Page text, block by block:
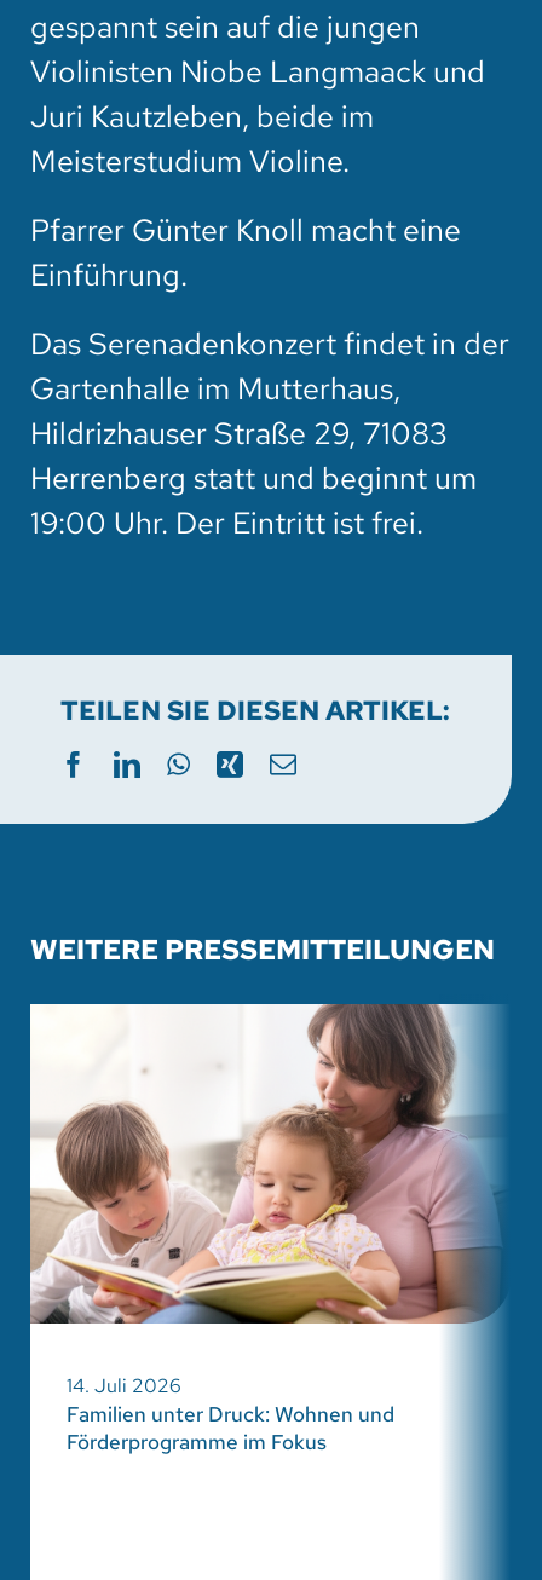
gespannt sein auf die jungen
Violinisten Niobe Langmaack und
Juri Kautzleben, beide im
Meisterstudium Violine.
Pfarrer Günter Knoll macht eine
Einführung.
Das Serenadenkonzert findet in der
Gartenhalle im Mutterhaus,
Hildrizhauser Straße 29, 71083
Herrenberg statt und beginnt um
19:00 Uhr. Der Eintritt ist frei.
TEILEN SIE DIESEN ARTIKEL:
WEITERE PRESSEMITTEILUNGEN
14. Juli 2026
Familien unter Druck: Wohnen und
Förderprogramme im Fokus